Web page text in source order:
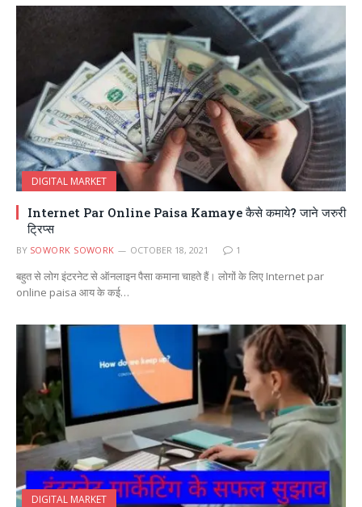
DIGITAL MARKET
Internet Par Online Paisa Kamaye कैसे कमाये? जाने जरुरी
ट्रिप्स
BY SOWORK SOWORK OCTOBER 18, 2021 1
बहुत से लोग इंटरनेट से ऑनलाइन पैसा कमाना चाहते हैं। लोगों के लिए Internet par
online paisa आय के कई…
DIGITAL MARKET